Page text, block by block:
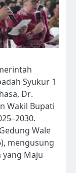
Syukur 1
Dr.
Wakil Bupati
Wale
mengusung
yang Maju